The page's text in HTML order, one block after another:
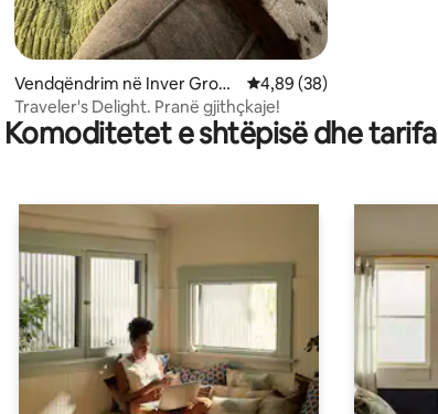
Vendqëndrim në Inver Grove
Heights
Vlerësimi mesatar 4,89
4,89 (38)
Traveler's Delight. Pranë gjithçkaje!
Komoditetet e shtëpisë dhe